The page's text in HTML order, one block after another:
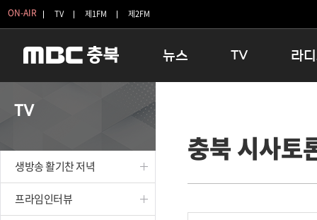
ON-AIR TV 제1FM 제2FM
뉴스
보은
TV
인생내컷
테마기행 길
시청자 FLEX
라
16:00
우리 고
TV
생방송 활기찬 저녁
프라임인터뷰
충북 시사토